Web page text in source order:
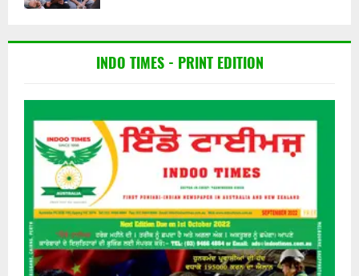
INDO TIMES - PRINT EDITION